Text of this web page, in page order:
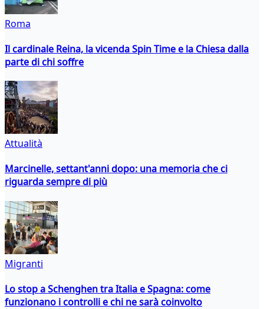
Roma
Il cardinale Reina, la vicenda Spin Time e la Chiesa dalla
parte di chi soffre
Attualità
Marcinelle, settant'anni dopo: una memoria che ci
riguarda sempre di più
Migranti
Lo stop a Schenghen tra Italia e Spagna: come
funzionano i controlli e chi ne sarà coinvolto